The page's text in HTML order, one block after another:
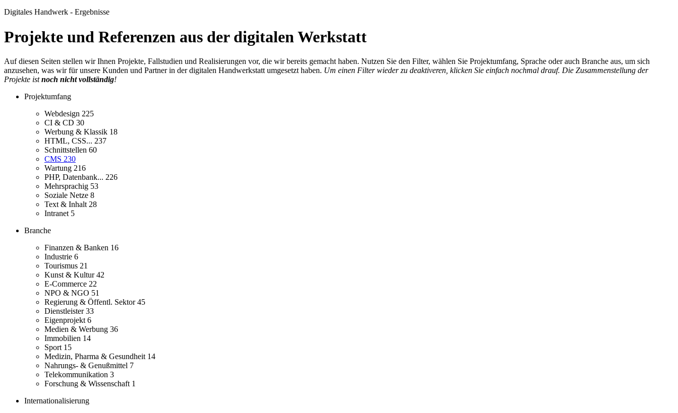
Digitales Handwerk - Ergebnisse
Projekte und Referenzen aus der digitalen Werkstatt
Auf diesen Seiten stellen wir Ihnen Projekte, Fallstudien und Realisierungen vor, die wir bereits gemacht haben. Nutzen Sie den Filter, wählen Sie Projektumfang, Sprache oder auch Branche aus, um sich
anzusehen, was wir für unsere Kunden und Partner in der digitalen Handwerkstatt umgesetzt haben. Um einen Filter wieder zu deaktiveren, klicken Sie einfach nochmal drauf. Die Zusammenstellung der
Projekte istnoch nicht vollständig!
Projektumfang
Webdesign 225
CI & CD 30
Werbung & Klassik 18
HTML, CSS... 237
Schnittstellen 60
CMS 230
Wartung 216
PHP, Datenbank... 226
Mehrsprachig 53
Soziale Netze 8
Text & Inhalt 28
Intranet 5
Branche
Finanzen & Banken 16
Industrie 6
Tourismus 21
Kunst & Kultur42
E-Commerce 22
NPO & NGO 51
Regierung & Öffentl. Sektor45
Dienstleister33
Eigenprojekt 6
Medien & Werbung 36
Immobilien 14
Sport 15
Medizin, Pharma & Gesundheit 14
Nahrungs- & Genußmittel 7
Telekommunikation 3
Forschung & Wissenschaft 1
Internationalisierung